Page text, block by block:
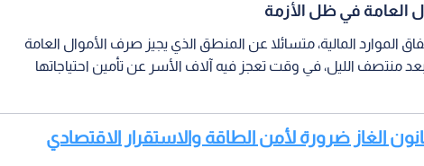
في ظل الأزمة
الموارد المالية، متسائلا عن المنطق الذي يجيز صرف الأموال العامة
منتصف الليل، في وقت تعجز فيه آلاف الأسر عن تأمين احتياجاتها
الغاز ضرورة لأمن الطاقة والاستقرار الاقتصادي